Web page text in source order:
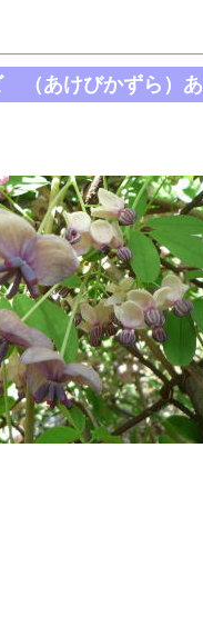
（あけびか